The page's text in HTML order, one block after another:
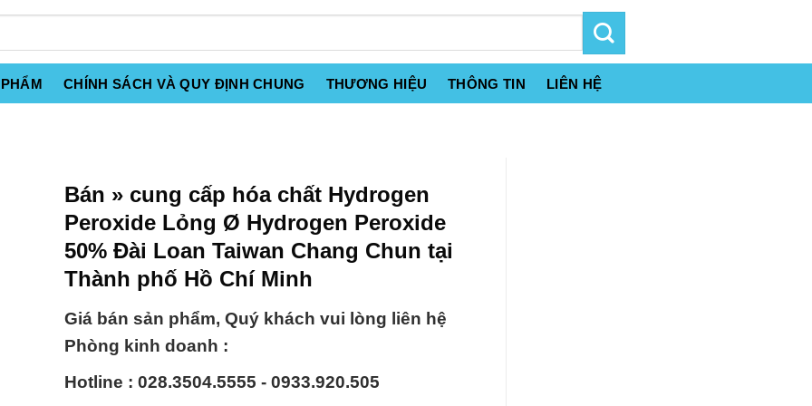
CHÍNH SÁCH VÀ QUY ĐỊNH CHUNG THƯƠNG HIỆU THÔNG TIN LIÊN HỆ
Bán » cung cấp hóa chất Hydrogen
Peroxide Lỏng Ø Hydrogen Peroxide
50% Đài Loan Taiwan Chang Chun tại
Thành phố Hồ Chí Minh
Giá bán sản phẩm, Quý khách vui lòng liên hệ
Phòng kinh doanh :
Hotline : 028.3504.5555 - 0933.920.505